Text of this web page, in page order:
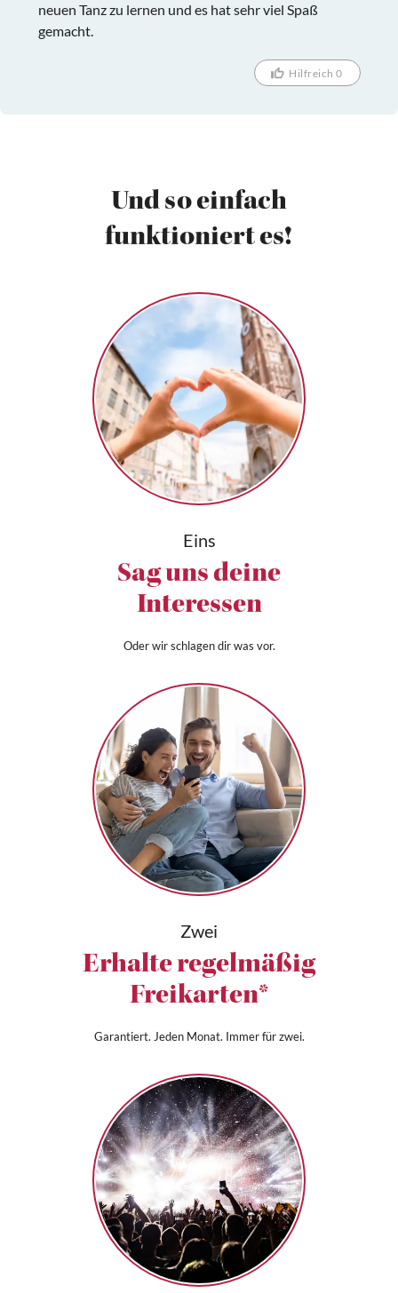
neuen Tanz zu lernen und es hat sehr viel Spaß
gemacht.
Hilfreich 0
Und so einfach
funktioniert es!
Eins
Sag uns deine
Interessen
Oder wir schlagen dir was vor.
Zwei
Erhalte regelmäßig
Freikarten*
Garantiert. Jeden Monat. Immer für zwei.